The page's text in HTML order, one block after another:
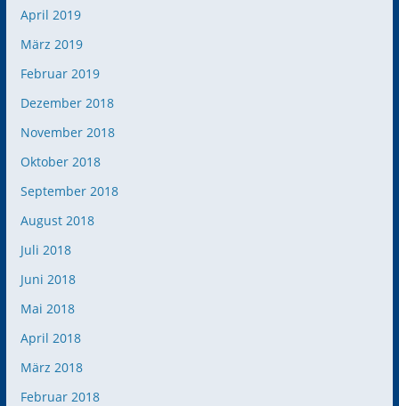
April 2019
März 2019
Februar 2019
Dezember 2018
November 2018
Oktober 2018
September 2018
August 2018
Juli 2018
Juni 2018
Mai 2018
April 2018
März 2018
Februar 2018